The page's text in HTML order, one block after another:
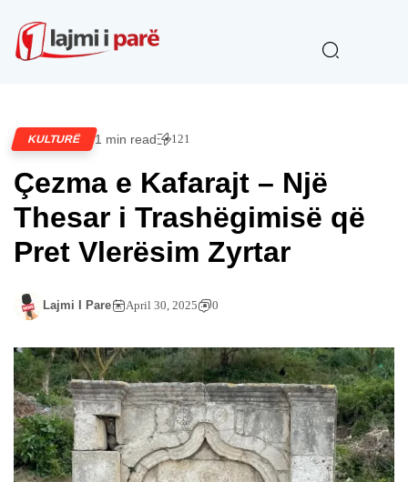
KULTURË 1 min read 121
Çezma e Kafarajt – Një
Thesar i Trashëgimisë që
Pret Vlerësim Zyrtar
Lajmi I Pare April 30, 2025 0